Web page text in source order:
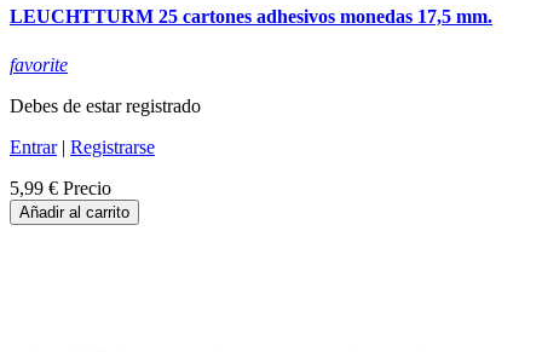
LEUCHTTURM 25 cartones adhesivos monedas 17,5 mm.
favorite
Debes de estar registrado
Entrar| Registrarse
5,99 € Precio
Añadir al carrito